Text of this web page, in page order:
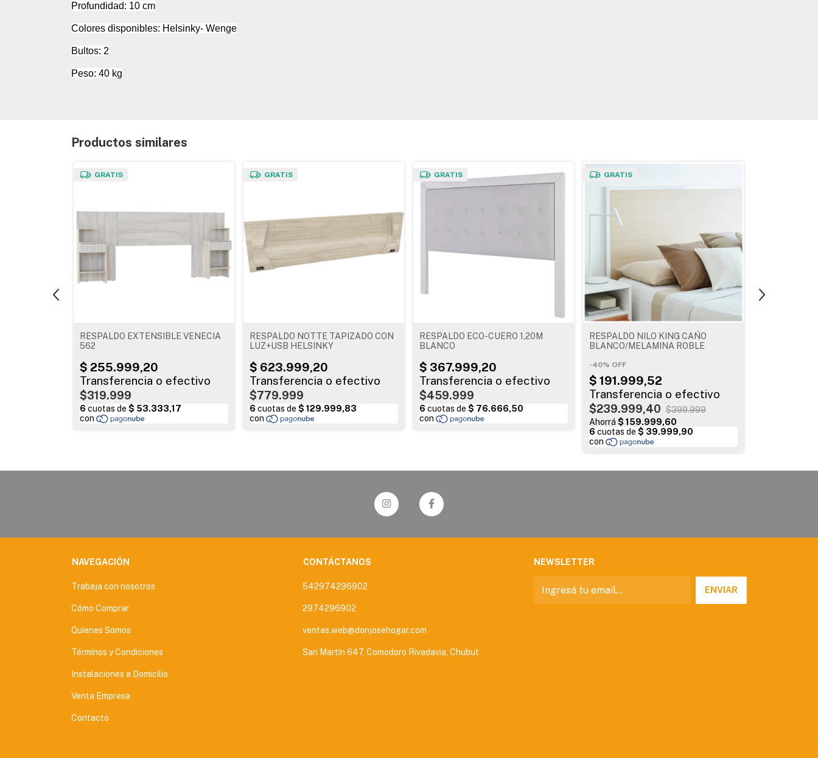
Profundidad: 10 cm
Colores disponibles: Helsinky- Wenge
Bultos: 2
Peso: 40 kg
Productos similares
GRATIS
RESPALDO EXTENSIBLE VENECIA
562
$319.999
GRATIS
RESPALDO NOTTE TAPIZADO CON
LUZ+USB HELSINKY
$779.999
GRATIS
RESPALDO ECO-CUERO 1,20M
BLANCO
$459.999
GRATIS
RESPALDO NILO KING CAÑO
BLANCO/MELAMINA ROBLE
-40% OFF
$239.999,40 $399.999
NAVEGACIÓN
Trabaja con nosotros
Cómo Comprar
Quienes Somos
Términos y Condiciones
Instalaciones a Domicilio
Venta Empresa
Contacto
CONTÁCTANOS
542974296902
2974296902
ventas.web@donjosehogar.com
San Martín 647, Comodoro Rivadavia, Chubut
NEWSLETTER